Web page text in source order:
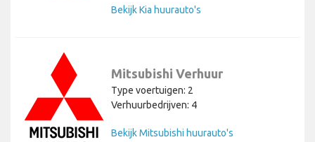
Bekijk Kia huurauto's
Mitsubishi Verhuur
Type voertuigen: 2
Verhuurbedrijven: 4
Bekijk Mitsubishi huurauto's